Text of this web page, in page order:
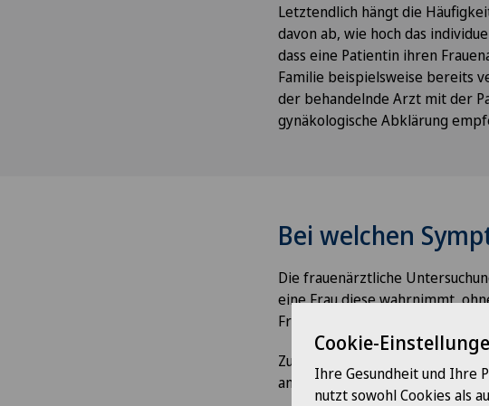
Letztendlich hängt die
davon ab, wie hoch das
dass eine Patientin ihren
Familie beispielsweise bereits
der behandelnde Arzt mit der
gynäkologische Abklärung
Bei welchen
Die frauenärztliche
eine Frau diese wahrnimmt,
Frau allerdings Beschwerden,
Zu den Symptomen, die häufig
anderem:
Cookie-
Ihre Gesundheit und Ihre
nutzt sowohl Cookies als